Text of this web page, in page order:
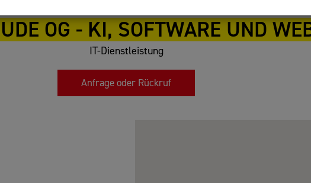
OG - KI, SOFTWARE UND
IT-Dienstleistung
Anfrage oder Rückruf